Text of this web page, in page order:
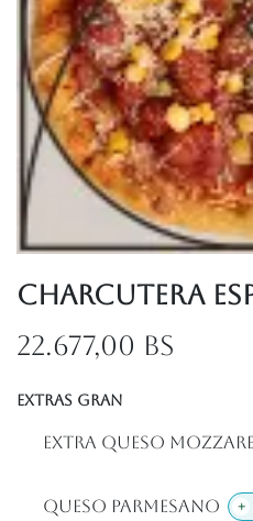
Charcutera
22.677,00 Bs
EXTRAS GRAN
Extra Queso
Queso Parmesano +